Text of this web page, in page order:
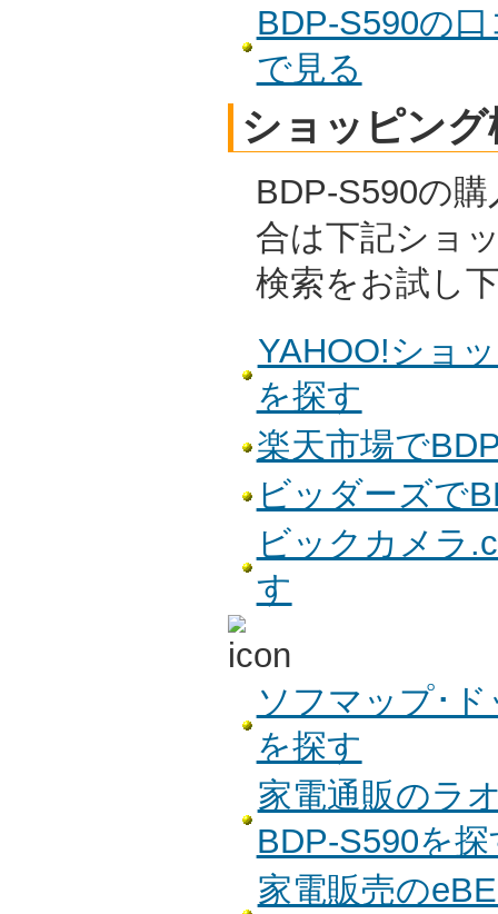
BDP-S590の
で見る
ショッピング
BDP-S590の
合は下記ショ
検索をお試し
YAHOO!ショ
を探す
楽天市場で
ビッダーズで
ビックカメラ
す
ソフマップ･
を探す
家電通販のラ
BDP-S590を探
家電販売の